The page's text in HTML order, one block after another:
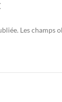
Les champs